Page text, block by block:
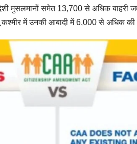
मुसलमानों समेत 13,700 से अधिक बाहरी
में उनकी आबादी में 6,000 से अधिक की